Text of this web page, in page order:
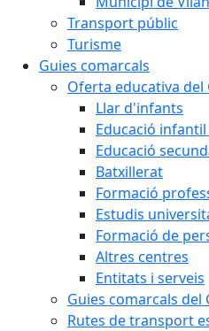
Transport públic
Turisme
Guies comarcals
Oferta educativa del
Llar d'infants
Educació
Educació
Batxillerat
Formació
Estudis
Formació de
Altres centres
Entitats i serveis
Guies comarcals del
Rutes de transport